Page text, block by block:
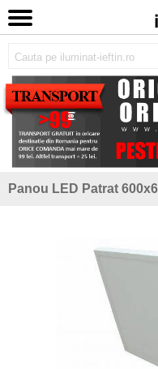
Panou LED Patrat